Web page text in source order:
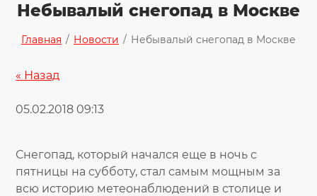
Небывалый снегопад в Москве
Главная / Новости / Небывалый снегопад в Москве
« Назад
05.02.2018 09:13
Снегопад, который начался еще в ночь с
пятницы на субботу, стал самым мощным за
всю историю метеонаблюдений в столице и